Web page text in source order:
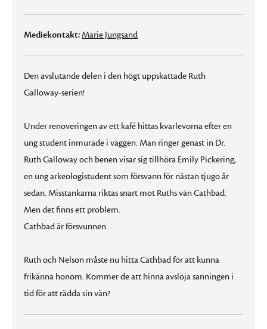
Mediekontakt:Marie Jungsand
Den avslutande delen i den högt uppskattade Ruth
Galloway-serien!
Under renoveringen av ett kafé hittas kvarlevorna efter en
ung student inmurade i väggen. Man ringer genast in Dr.
Ruth Galloway och benen visar sig tillhöra Emily Pickering,
en ung arkeologistudent som försvann för nästan tjugo år
sedan. Misstankarna riktas snart mot Ruths vän Cathbad.
Men det finns ett problem.
Cathbad är försvunnen.
Ruth och Nelson måste nu hitta Cathbad för att kunna
frikänna honom. Kommer de att hinna avslöja sanningen i
tid för att rädda sin vän?